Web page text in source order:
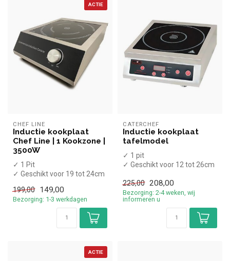
ACTIE
CHEF LINE
Inductie kookplaat
Chef Line | 1 Kookzone |
3500W
✓ 1 Pit
✓ Geschikt voor 19 tot 24cm
✓ Tafelmodel
✓ 3,5 kW
199,00 149,00
Bezorging: 1-3 werkdagen
CATERCHEF
Inductie kookplaat
tafelmodel
✓ 1 pit
✓ Geschikt voor 12 tot 26cm
✓ Tafelmodel
✓ 3,5 kW
✓ ...
225,00 208,00
Bezorging: 2-4 weken, wij
informeren u
ACTIE